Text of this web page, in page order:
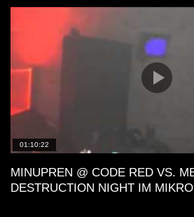
01:10:22
MINUPREN @ CODE RED VS.
DESTRUCTION NIGHT IM